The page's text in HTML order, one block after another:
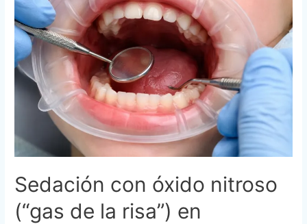
Sedación con óxido nitroso
(“gas de la risa”) en